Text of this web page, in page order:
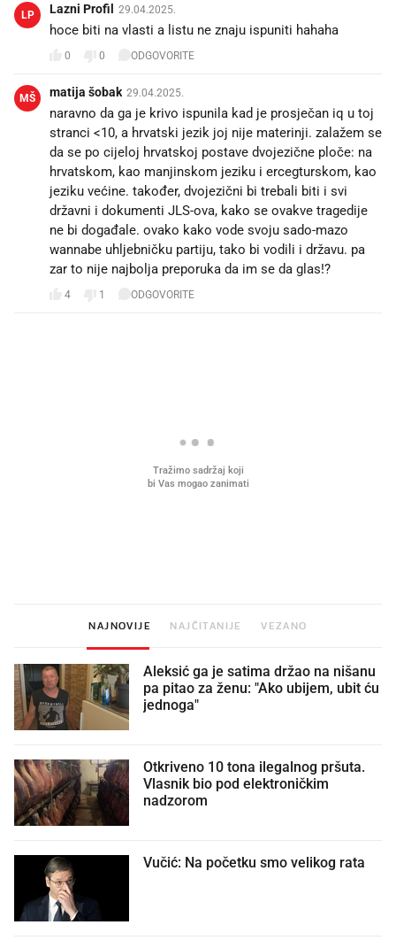
LP Lazni Profil 29.04.2025.
hoce biti na vlasti a listu ne znaju ispuniti hahaha
0 0 ODGOVORITE
MŠ matija šobak 29.04.2025.
naravno da ga je krivo ispunila kad je prosječan iq u toj
stranci <10, a hrvatski jezik joj nije materinji. zalažem se
da se po cijeloj hrvatskoj postave dvojezične ploče: na
hrvatskom, kao manjinskom jeziku i ercegturskom, kao
jeziku većine. također, dvojezični bi trebali biti i svi
državni i dokumenti JLS-ova, kako se ovakve tragedije
ne bi događale. ovako kako vode svoju sado-mazo
wannabe uhljebničku partiju, tako bi vodili i državu. pa
zar to nije najbolja preporuka da im se da glas!?
4 1 ODGOVORITE
NAJNOVIJE NAJČITANIJE VEZANO
Aleksić ga je satima držao na nišanu
pa pitao za ženu: "Ako ubijem, ubit ću
jednoga"
Otkriveno 10 tona ilegalnog pršuta.
Vlasnik bio pod elektroničkim
nadzorom
Vučić: Na početku smo velikog rata